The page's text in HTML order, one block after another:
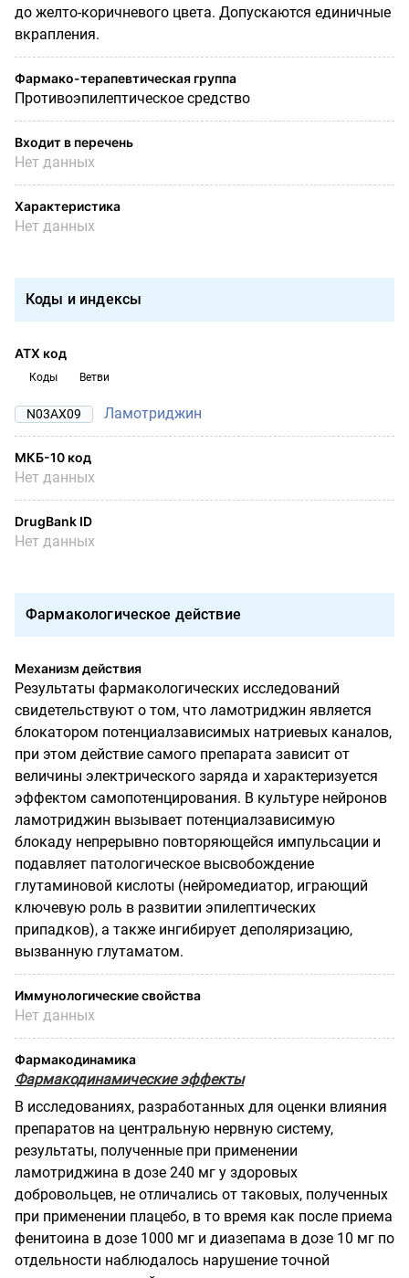
до желто-коричневого цвета. Допускаются единичные
вкрапления.
Фармако-терапевтическая группа
Противоэпилептическое средство
Входит в перечень
Нет данных
Характеристика
Нет данных
Коды и индексы
АТХ код
Коды Ветви
N03AX09 Ламотриджин
МКБ-10 код
Нет данных
DrugBank ID
Нет данных
Фармакологическое действие
Механизм действия
Результаты фармакологических исследований
свидетельствуют о том, что ламотриджин является
блокатором потенциалзависимых натриевых каналов,
при этом действие самого препарата зависит от
величины электрического заряда и характеризуется
эффектом самопотенцирования. В культуре нейронов
ламотриджин вызывает потенциалзависимую
блокаду непрерывно повторяющейся импульсации и
подавляет патологическое высвобождение
глутаминовой кислоты (нейромедиатор, играющий
ключевую роль в развитии эпилептических
припадков), а также ингибирует деполяризацию,
вызванную глутаматом.
Иммунологические свойства
Нет данных
Фармакодинамика
Фармакодинамические эффекты
В исследованиях, разработанных для оценки влияния
препаратов на центральную нервную систему,
результаты, полученные при применении
ламотриджина в дозе 240 мг у здоровых
добровольцев, не отличались от таковых, полученных
при применении плацебо, в то время как после приема
фенитоина в дозе 1000 мг и диазепама в дозе 10 мг по
отдельности наблюдалось нарушение точной